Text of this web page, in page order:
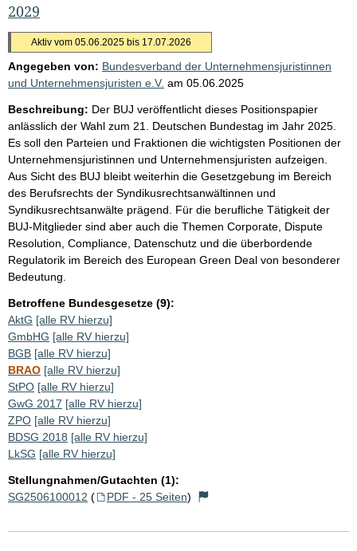
2029
Aktiv vom 05.06.2025 bis 17.07.2026
Angegeben von: Bundesverband der Unternehmensjuristinnen
und Unternehmensjuristen e.V. am 05.06.2025
Beschreibung: Der BUJ veröffentlicht dieses Positionspapier
anlässlich der Wahl zum 21. Deutschen Bundestag im Jahr 2025.
Es soll den Parteien und Fraktionen die wichtigsten Positionen der
Unternehmensjuristinnen und Unternehmensjuristen aufzeigen.
Aus Sicht des BUJ bleibt weiterhin die Gesetzgebung im Bereich
des Berufsrechts der Syndikusrechtsanwältinnen und
Syndikusrechtsanwälte prägend. Für die berufliche Tätigkeit der
BUJ-Mitglieder sind aber auch die Themen Corporate, Dispute
Resolution, Compliance, Datenschutz und die überbordende
Regulatorik im Bereich des European Green Deal von besonderer
Bedeutung.
Betroffene Bundesgesetze (9):
AktG [alle RV hierzu]
GmbHG [alle RV hierzu]
BGB [alle RV hierzu]
BRAO [alle RV hierzu]
StPO [alle RV hierzu]
GwG 2017 [alle RV hierzu]
ZPO [alle RV hierzu]
BDSG 2018 [alle RV hierzu]
LkSG [alle RV hierzu]
Stellungnahmen/Gutachten (1):
SG2506100012 ( PDF - 25 Seiten)